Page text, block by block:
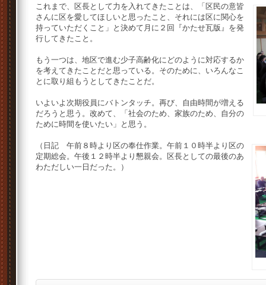
これまで、区長として力を入れてきたことは、「区民の意皆
さんに区を愛してほしいと思ったこと、それには区に関心を
持っていただくこと」と決めて月に２回『かたせ瓦版』を発
行してきたこと。
もう一つは、地区で進む少子高齢化にどのように対応するか
を考えてきたことだと思っている。そのために、いろんなこ
とに取り組もうとしてきたことだ。
いよいよ次期役員にバトンタッチ。再び、自由時間が増える
だろうと思う。改めて、「社会のため、家族のため、自分の
ために時間を使いたい」と思う。
（日記 午前８時より区の奉仕作業。午前１０時半より区の
定期総会。午後１２時半より懇親会。区長としての最後のあ
わただしい一日だった。）